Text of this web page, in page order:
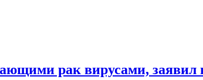
рак вирусами, заявил